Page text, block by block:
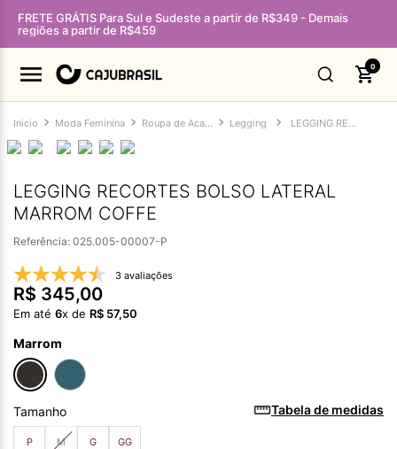
FRETE GRÁTIS Para Sul e Sudeste a partir de R$349 - Demais
regiões a partir de R$459
0
Moda Feminina Roupa de Academia Feminina Legging LEGGING RECORTES BOLSO LATERAL MARROM COFFE
LEGGING RECORTES BOLSO LATERAL
MARROM COFFE
Referência: 025.005-00007-P
3 avaliações
R$ 345,00
Em até 6x de R$ 57,50
Marrom
Tamanho
P M G GG
Tabela de medidas